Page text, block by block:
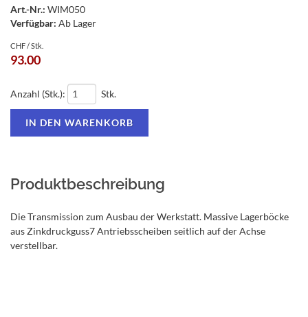
Art.-Nr.: WIM050
Verfügbar: Ab Lager
CHF / Stk.
93.00
Anzahl (Stk.): Stk.
Produktbeschreibung
Die Transmission zum Ausbau der Werkstatt. Massive Lagerböcke
aus Zinkdruckguss7 Antriebsscheiben seitlich auf der Achse
verstellbar.